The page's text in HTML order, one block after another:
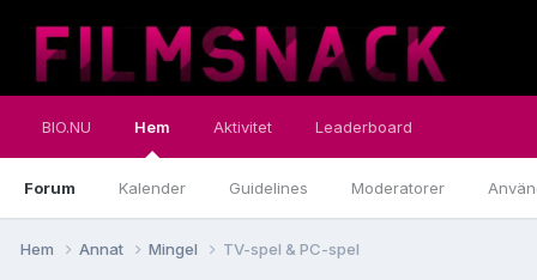
BIO.NU Hem
Forum Kalender Guidelines Moderatorer
Aktivitet Leaderboard
Hem Annat Mingel TV-spel & PC-spel